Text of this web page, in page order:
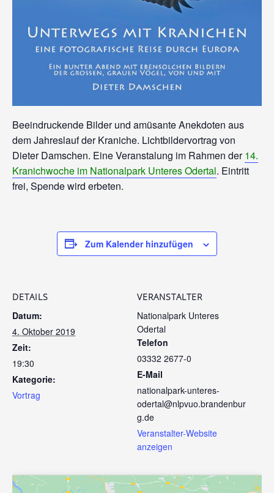
Beeindruckende Bilder und amüsante Anekdoten aus
dem Jahreslauf der Kraniche. Lichtbildervortrag von
Dieter Damschen. Eine Veranstalung im Rahmen der14.
Kranichwoche im Nationalpark Unteres Odertal. Eintritt
frei, Spende wird erbeten.
Zum Kalender hinzufügen
DETAILS
Datum:
4. Oktober 2019
Zeit:
19:30
Kategorie:
Vortrag
VERANSTALTER
Nationalpark Unteres
Odertal
Telefon
03332 2677-0
E-Mail
nationalpark-unteres-
odertal@nlpvuo.brandenbur
g.de
Veranstalter-Website
anzeigen